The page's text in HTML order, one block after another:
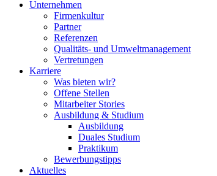
Unternehmen
Firmenkultur
Partner
Referenzen
Qualitäts- und Umweltmanagement
Vertretungen
Karriere
Was bieten wir?
Offene Stellen
Mitarbeiter Stories
Ausbildung & Studium
Ausbildung
Duales Studium
Praktikum
Bewerbungstipps
Aktuelles